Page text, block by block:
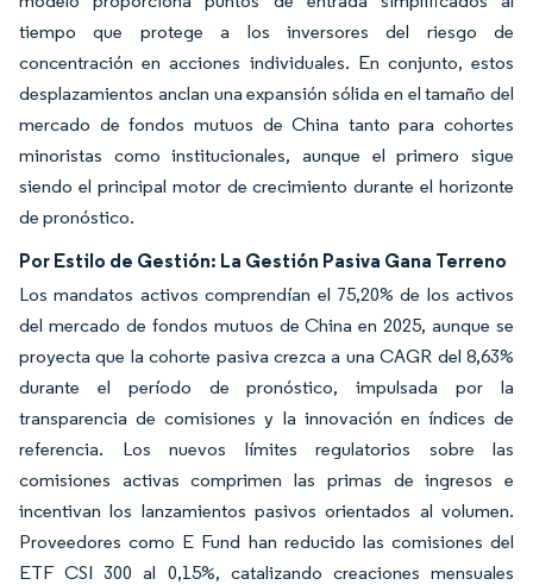
tiempo que protege a los inversores del riesgo de
concentración en acciones individuales. En conjunto, estos
desplazamientos anclan una expansión sólida en el tamaño del
mercado de fondos mutuos de China tanto para cohortes
minoristas como institucionales, aunque el primero sigue
siendo el principal motor de crecimiento durante el horizonte
de pronóstico.
Por Estilo de Gestión: La Gestión Pasiva Gana Terreno
Los mandatos activos comprendían el 75,20% de los activos
del mercado de fondos mutuos de China en 2025, aunque se
proyecta que la cohorte pasiva crezca a una CAGR del 8,63%
durante el período de pronóstico, impulsada por la
transparencia de comisiones y la innovación en índices de
referencia. Los nuevos límites regulatorios sobre las
comisiones activas comprimen las primas de ingresos e
incentivan los lanzamientos pasivos orientados al volumen.
Proveedores como E Fund han reducido las comisiones del
ETF CSI 300 al 0,15%, catalizando creaciones mensuales